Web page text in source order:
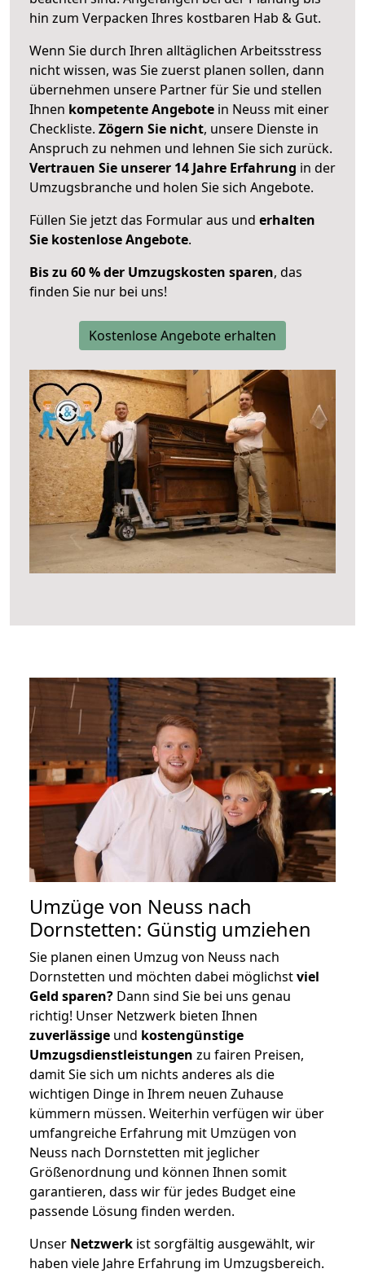
hin zum Verpacken Ihres kostbaren Hab & Gut.
Wenn Sie durch Ihren alltäglichen Arbeitsstress
nicht wissen, was Sie zuerst planen sollen, dann
übernehmen unsere Partner für Sie und stellen
Ihnen kompetente Angebote in Neuss mit einer
Checkliste. Zögern Sie nicht, unsere Dienste in
Anspruch zu nehmen und lehnen Sie sich zurück.
Vertrauen Sie unserer 14 Jahre Erfahrung in der
Umzugsbranche und holen Sie sich Angebote.
Füllen Sie jetzt das Formular aus und erhalten
Sie kostenlose Angebote.
Bis zu 60 % der Umzugskosten sparen, das
finden Sie nur bei uns!
Kostenlose Angebote erhalten
Umzüge von Neuss nach
Dornstetten: Günstig umziehen
Sie planen einen Umzug von Neuss nach
Dornstetten und möchten dabei möglichstviel
Geld sparen? Dann sind Sie bei uns genau
richtig! Unser Netzwerk bieten Ihnen
zuverlässige und kostengünstige
Umzugsdienstleistungen zu fairen Preisen,
damit Sie sich um nichts anderes als die
wichtigen Dinge in Ihrem neuen Zuhause
kümmern müssen. Weiterhin verfügen wir über
umfangreiche Erfahrung mit Umzügen von
Neuss nach Dornstetten mit jeglicher
Größenordnung und können Ihnen somit
garantieren, dass wir für jedes Budget eine
passende Lösung finden werden.
Unser Netzwerk ist sorgfältig ausgewählt, wir
haben viele Jahre Erfahrung im Umzugsbereich.